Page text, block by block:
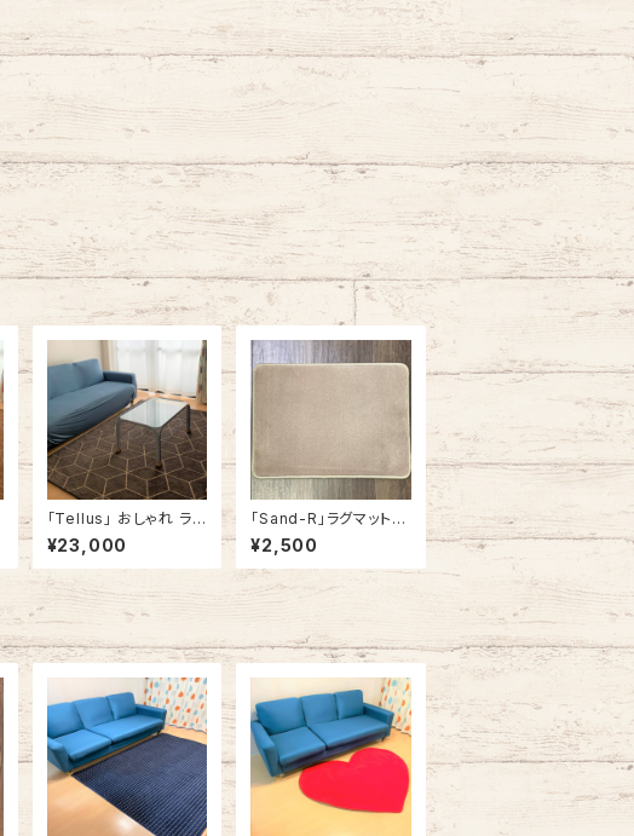
「Tellus」 おしゃれ ラグ
カーペット ラグマット 角
型 幾何学 幾何学模様 1
40cm x 180cm / 140
cm x 200cm ブラウン
¥23,000
「Sand-R」ラグマット
玄関マット カーペット
おしゃれ 長方形 角型
¥2,500